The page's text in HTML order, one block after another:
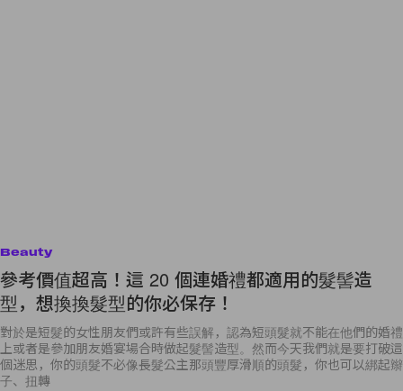
Beauty
參考價值超高！這 20 個連婚禮都適用的髮髻造
型，想換換髮型的你必保存！
對於是短髮的女性朋友們或許有些誤解，認為短頭髮就不能在他們的婚禮
上或者是參加朋友婚宴場合時做起髮髻造型。然而今天我們就是要打破這
個迷思，你的頭髮不必像長髮公主那頭豐厚滑順的頭髮，你也可以綁起辮
子、扭轉